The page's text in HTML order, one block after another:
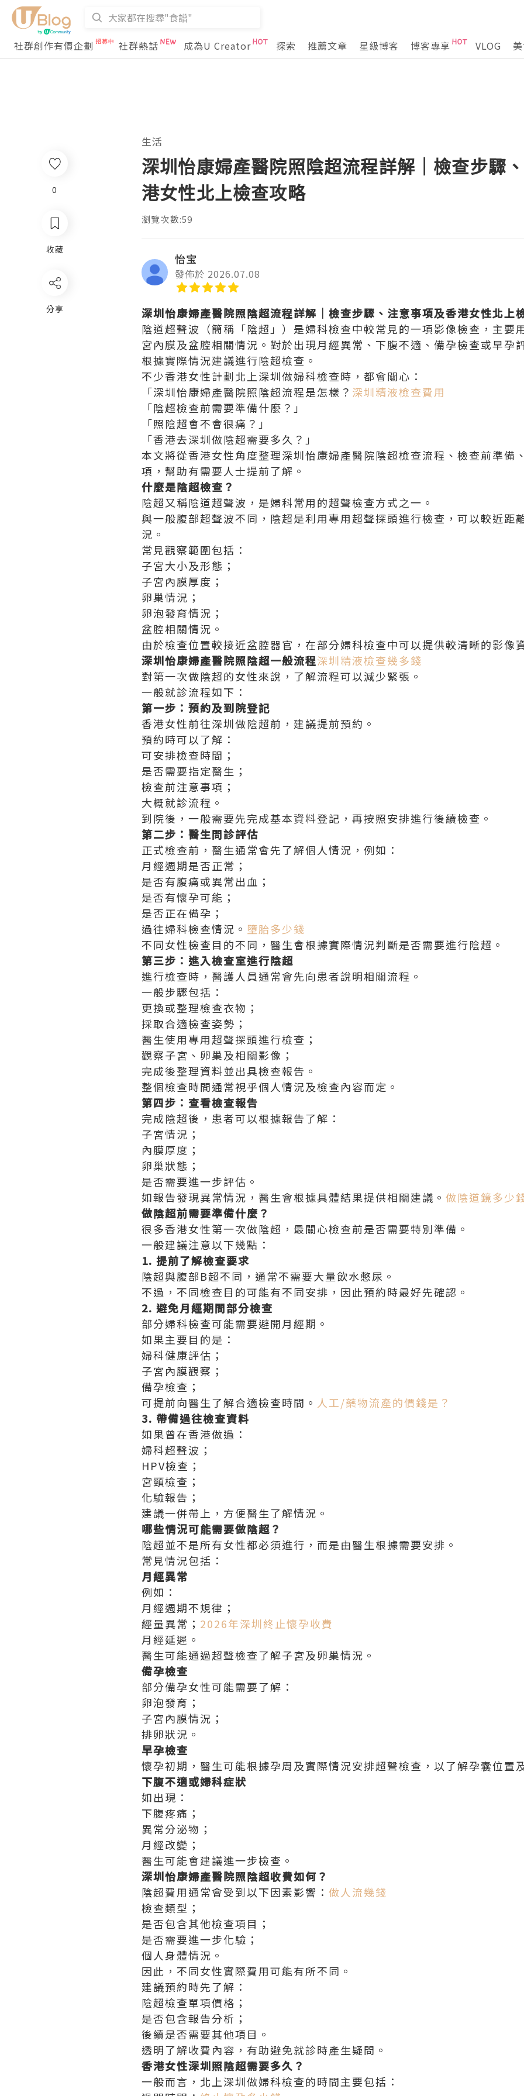
社群創作有價企劃 社群熱話 成為U Creator 探索 推薦文章 星級博客 博客專享 VLOG
0
收藏
分享
生活
深圳怡康婦產醫院照陰超流程詳解｜檢查步驟
港女性北上檢查攻略
瀏覽次數:59
怡宝
發佈於 2026.07.08
深圳怡康婦產醫院照陰超流程詳解｜檢查步驟、注意事項及香港女性北上
陰道超聲波（簡稱「陰超」）是婦科檢查中較常見的一項影像檢查，主要
宮內膜及盆腔相關情況。對於出現月經異常、下腹不適、備孕檢查或早孕
根據實際情況建議進行陰超檢查。
不少香港女性計劃北上深圳做婦科檢查時，都會關心：
「深圳怡康婦產醫院照陰超流程是怎樣？ 深圳精液檢查費用
「陰超檢查前需要準備什麼？」
「照陰超會不會很痛？」
「香港去深圳做陰超需要多久？」
本文將從香港女性角度整理深圳怡康婦產醫院陰超檢查流程、檢查前準備
項，幫助有需要人士提前了解。
什麼是陰超檢查？
陰超又稱陰道超聲波，是婦科常用的超聲檢查方式之一。
與一般腹部超聲波不同，陰超是利用專用超聲探頭進行檢查，可以較近距
況。
常見觀察範圍包括：
子宮大小及形態；
子宮內膜厚度；
卵巢情況；
卵泡發育情況；
盆腔相關情況。
由於檢查位置較接近盆腔器官，在部分婦科檢查中可以提供較清晰的影像
深圳怡康婦產醫院照陰超一般流程深圳精液檢查幾多錢
對第一次做陰超的女性來說，了解流程可以減少緊張。
一般就診流程如下：
第一步：預約及到院登記
香港女性前往深圳做陰超前，建議提前預約。
預約時可以了解：
可安排檢查時間；
是否需要指定醫生；
檢查前注意事項；
大概就診流程。
到院後，一般需要先完成基本資料登記，再按照安排進行後續檢查。
第二步：醫生問診評估
正式檢查前，醫生通常會先了解個人情況，例如：
月經週期是否正常；
是否有腹痛或異常出血；
是否有懷孕可能；
是否正在備孕；
過往婦科檢查情況。 墮胎多少錢
不同女性檢查目的不同，醫生會根據實際情況判斷是否需要進行陰超。
第三步：進入檢查室進行陰超
進行檢查時，醫護人員通常會先向患者說明相關流程。
一般步驟包括：
更換或整理檢查衣物；
採取合適檢查姿勢；
醫生使用專用超聲探頭進行檢查；
觀察子宮、卵巢及相關影像；
完成後整理資料並出具檢查報告。
整個檢查時間通常視乎個人情況及檢查內容而定。
第四步：查看檢查報告
完成陰超後，患者可以根據報告了解：
子宮情況；
內膜厚度；
卵巢狀態；
是否需要進一步評估。
如報告發現異常情況，醫生會根據具體結果提供相關建議。 做陰道鏡多少
做陰超前需要準備什麼？
很多香港女性第一次做陰超，最關心檢查前是否需要特別準備。
一般建議注意以下幾點：
1. 提前了解檢查要求
陰超與腹部B超不同，通常不需要大量飲水憋尿。
不過，不同檢查目的可能有不同安排，因此預約時最好先確認。
2. 避免月經期間部分檢查
部分婦科檢查可能需要避開月經期。
如果主要目的是：
婦科健康評估；
子宮內膜觀察；
備孕檢查；
可提前向醫生了解合適檢查時間。 人工/藥物流產的價錢是？
3. 帶備過往檢查資料
如果曾在香港做過：
婦科超聲波；
HPV檢查；
宮頸檢查；
化驗報告；
建議一併帶上，方便醫生了解情況。
哪些情況可能需要做陰超？
陰超並不是所有女性都必須進行，而是由醫生根據需要安排。
常見情況包括：
月經異常
例如：
月經週期不規律；
經量異常； 2026年深圳終止懷孕收費
月經延遲。
醫生可能通過超聲檢查了解子宮及卵巢情況。
備孕檢查
部分備孕女性可能需要了解：
卵泡發育；
子宮內膜情況；
排卵狀況。
早孕檢查
懷孕初期，醫生可能根據孕周及實際情況安排超聲檢查，以了解孕囊位置
下腹不適或婦科症狀
如出現：
下腹疼痛；
異常分泌物；
月經改變；
醫生可能會建議進一步檢查。
深圳怡康婦產醫院照陰超收費如何？
陰超費用通常會受到以下因素影響： 做人流幾錢
檢查類型；
是否包含其他檢查項目；
是否需要進一步化驗；
個人身體情況。
因此，不同女性實際費用可能有所不同。
建議預約時先了解：
陰超檢查單項價格；
是否包含報告分析；
後續是否需要其他項目。
透明了解收費內容，有助避免就診時產生疑問。
香港女性深圳照陰超需要多久？
一般而言，北上深圳做婦科檢查的時間主要包括：